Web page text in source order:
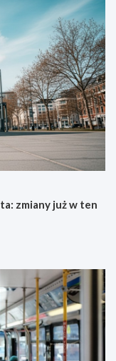
zmiany już w ten